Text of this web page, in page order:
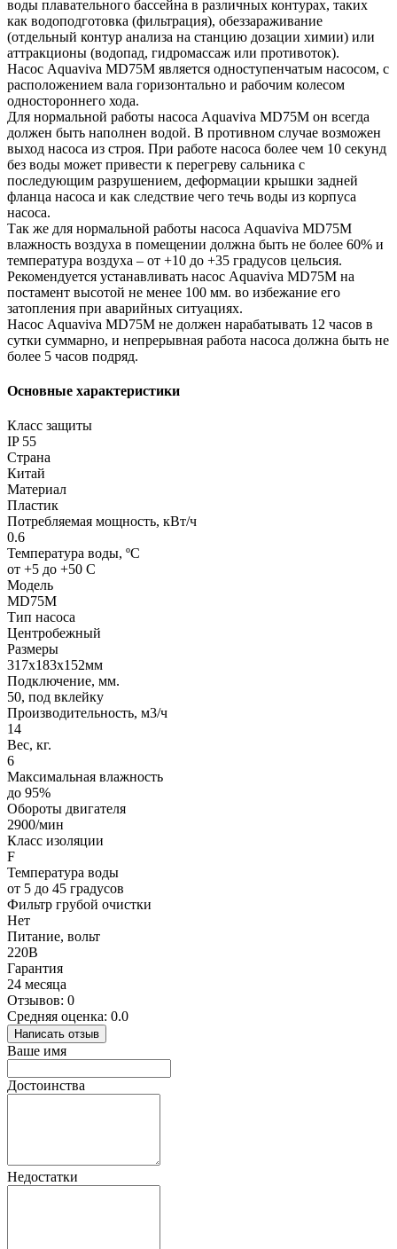
воды плавательного бассейна в различных контурах, таких
как водоподготовка (фильтрация), обеззараживание
(отдельный контур анализа на станцию дозации химии) или
аттракционы (водопад, гидромассаж или противоток).
Насос Aquaviva MD75M является одноступенчатым насосом, с
расположением вала горизонтально и рабочим колесом
одностороннего хода.
Для нормальной работы насоса Aquaviva MD75M он всегда
должен быть наполнен водой. В противном случае возможен
выход насоса из строя. При работе насоса более чем 10 секунд
без воды может привести к перегреву сальника с
последующим разрушением, деформации крышки задней
фланца насоса и как следствие чего течь воды из корпуса
насоса.
Так же для нормальной работы насоса Aquaviva MD75M
влажность воздуха в помещении должна быть не более 60% и
температура воздуха – от +10 до +35 градусов цельсия.
Рекомендуется устанавливать насос Aquaviva MD75M на
постамент высотой не менее 100 мм. во избежание его
затопления при аварийных ситуациях.
Насос Aquaviva MD75M не должен нарабатывать 12 часов в
сутки суммарно, и непрерывная работа насоса должна быть не
более 5 часов подряд.
Основные характеристики
Класс защиты
IP 55
Страна
Китай
Материал
Пластик
Потребляемая мощность, кВт/ч
0.6
Температура воды, ºС
от +5 до +50 С
Модель
MD75M
Тип насоса
Центробежный
Размеры
317х183х152мм
Подключение, мм.
50, под вклейку
Производительность, м3/ч
14
Вес, кг.
6
Максимальная влажность
до 95%
Обороты двигателя
2900/мин
Класс изоляции
F
Температура воды
от 5 до 45 градусов
Фильтр грубой очистки
Нет
Питание, вольт
220В
Гарантия
24 месяца
Отзывов: 0
Средняя оценка: 0.0
Написать отзыв
Ваше имя
Достоинства
Недостатки